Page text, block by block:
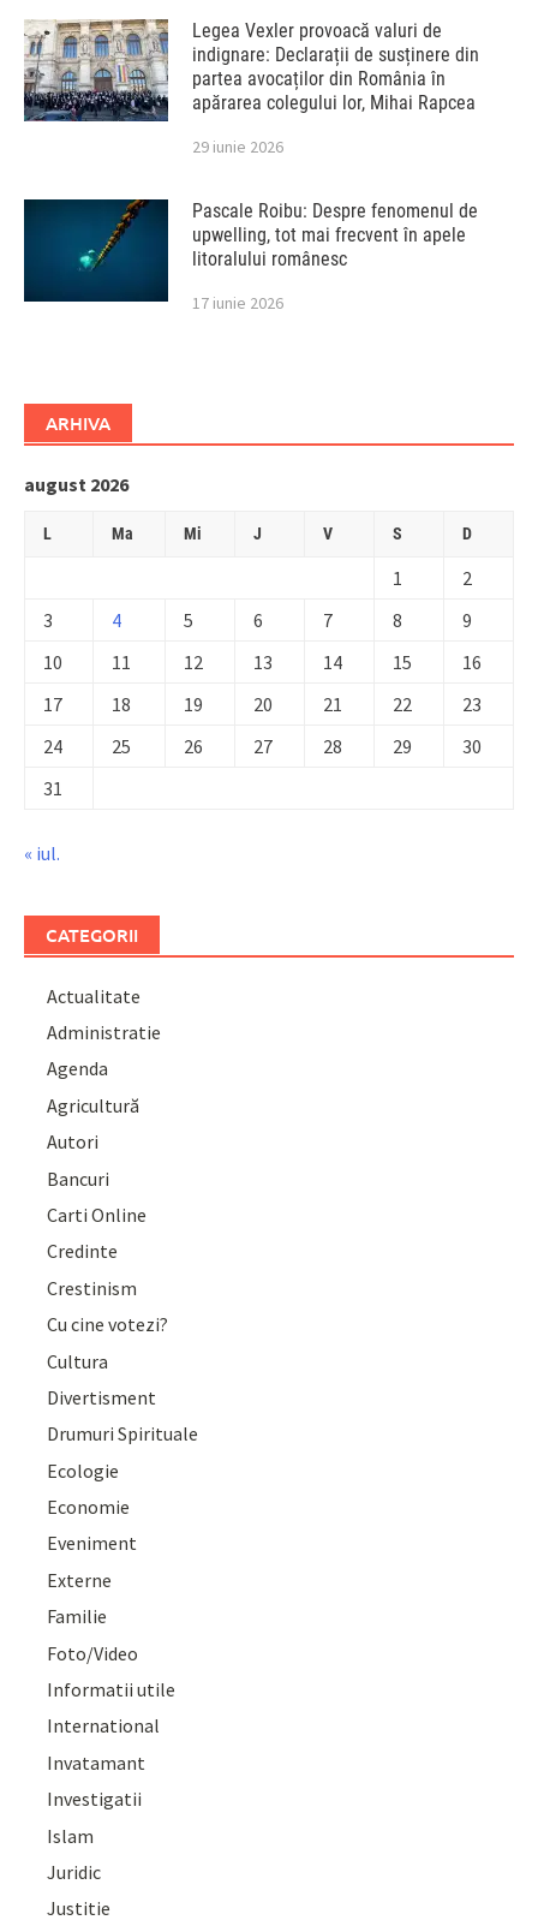
Legea Vexler provoacă valuri de
indignare: Declarații de susținere din
partea avocaților din România în
apărarea colegului lor, Mihai Rapcea
29 iunie 2026
Pascale Roibu: Despre fenomenul de
upwelling, tot mai frecvent în apele
litoralului românesc
17 iunie 2026
ARHIVA
august 2026
L Ma Mi J V S D
1
2
3
4 5 6 7 8
9
10
11 12 13 14 15
16
17
18 19 20 21 22
23
24
25 26 27 28 29
30
31
« iul.
CATEGORII
Actualitate
Administratie
Agenda
Agricultură
Autori
Bancuri
Carti Online
Credinte
Crestinism
Cu cine votezi?
Cultura
Divertisment
Drumuri Spirituale
Ecologie
Economie
Eveniment
Externe
Familie
Foto/Video
Informatii utile
International
Invatamant
Investigatii
Islam
Juridic
Justitie